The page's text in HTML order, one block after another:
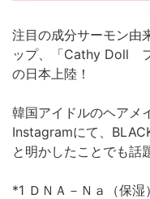
注目の成分サーモン由
ップ、「Cathy Doll
の日本上陸！
韓国アイドルのヘアメ
Instagramにて、
と明かしたことでも
*1 ＤＮＡ－Ｎａ（保湿）